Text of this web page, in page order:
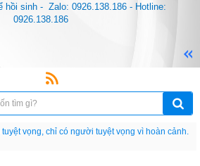
hồi sinh -  Zalo: 0926.138.186 - Hotline:
0926.138.186
thì cho dù đi vạn dặm đường cũng chỉ là anh đưa